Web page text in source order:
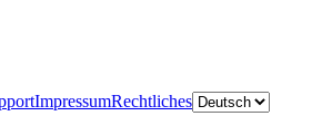
ImpressumRechtliches